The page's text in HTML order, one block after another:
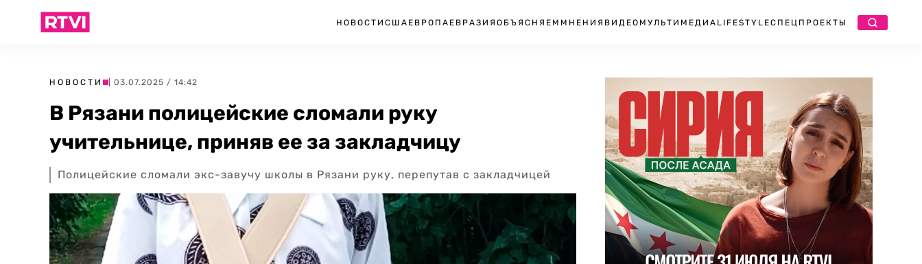
НОВОСТИ США ЕВРОПА ЕВРАЗИЯ ОБЪЯСНЯЕМ МНЕНИЯ ВИДЕО МУЛЬТИМЕДИА LIFESTYLEСПЕЦПРОЕКТЫ
НОВОСТИ | 03.07.2025 / 14:42
В Рязани полицейские сломали руку
учительнице, приняв ее за закладчицу
Полицейские сломали экс-завучу школы в Рязани руку, перепутав с закладчицей